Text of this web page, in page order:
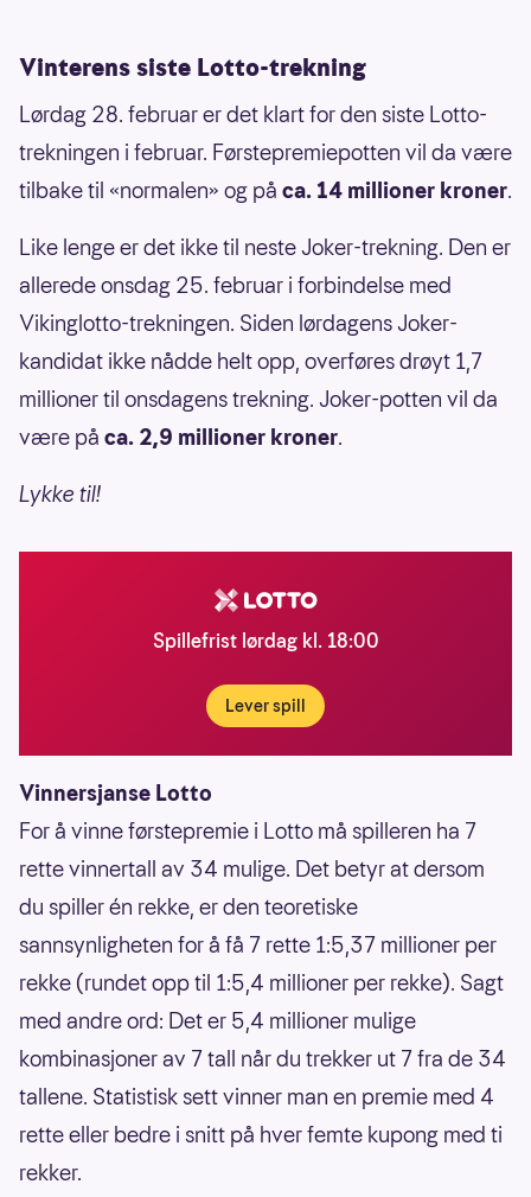
Vinterens siste Lotto-trekning
Lørdag 28. februar er det klart for den siste Lotto-
trekningen i februar. Førstepremiepotten vil da være
tilbake til «normalen» og på ca. 14 millioner kroner.
Like lenge er det ikke til neste Joker-trekning. Den er
allerede onsdag 25. februar i forbindelse med
Vikinglotto-trekningen. Siden lørdagens Joker-
kandidat ikke nådde helt opp, overføres drøyt 1,7
millioner til onsdagens trekning. Joker-potten vil da
være på ca. 2,9 millioner kroner.
Lykke til!
Spillefrist lørdag kl. 18:00
Lever spill
Vinnersjanse Lotto
For å vinne førstepremie i Lotto må spilleren ha 7
rette vinnertall av 34 mulige. Det betyr at dersom
du spiller én rekke, er den teoretiske
sannsynligheten for å få 7 rette 1:5,37 millioner per
rekke (rundet opp til 1:5,4 millioner per rekke). Sagt
med andre ord: Det er 5,4 millioner mulige
kombinasjoner av 7 tall når du trekker ut 7 fra de 34
tallene. Statistisk sett vinner man en premie med 4
rette eller bedre i snitt på hver femte kupong med ti
rekker.